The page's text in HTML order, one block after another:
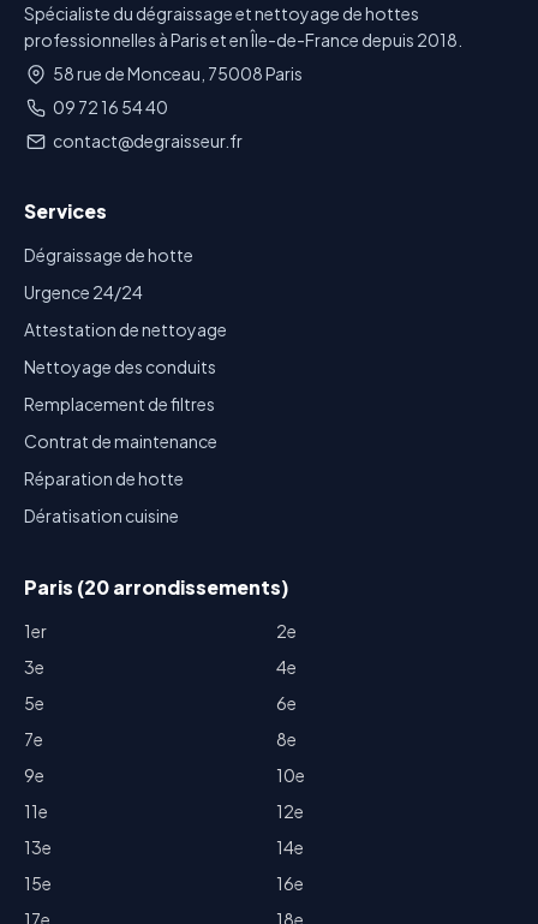
Spécialiste du dégraissage et nettoyage de hottes
professionnelles à Paris et en Île-de-France depuis 2018.
58 rue de Monceau, 75008 Paris
09 72 16 54 40
contact@degraisseur.fr
Services
Dégraissage de hotte
Urgence 24/24
Attestation de nettoyage
Nettoyage des conduits
Remplacement de filtres
Contrat de maintenance
Réparation de hotte
Dératisation cuisine
Paris (20 arrondissements)
1er
2e
3e
4e
5e
6e
7e
8e
9e
10e
11e
12e
13e
14e
15e
16e
17e
18e